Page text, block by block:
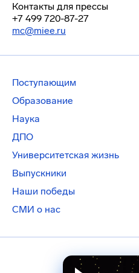
Контакты для прессы
+7 499 720-87-27
mc@miee.ru
Поступающим
Образование
Наука
ДПО
Университетская жизнь
Выпускники
Наши победы
СМИ о нас